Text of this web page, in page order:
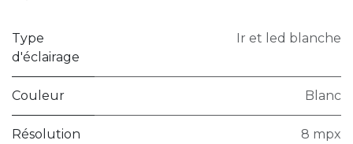
Type
d'éclairage
Ir et led blanche
Couleur Blanc
Résolution
8 mpx